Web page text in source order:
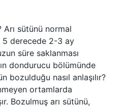
Arı sütünü normal
5 derecede 2-3 ay
süre saklanması
dondurucu bölümünde
bozulduğu nasıl anlaşılır?
ortamlarda
Bozulmuş arı sütünü,